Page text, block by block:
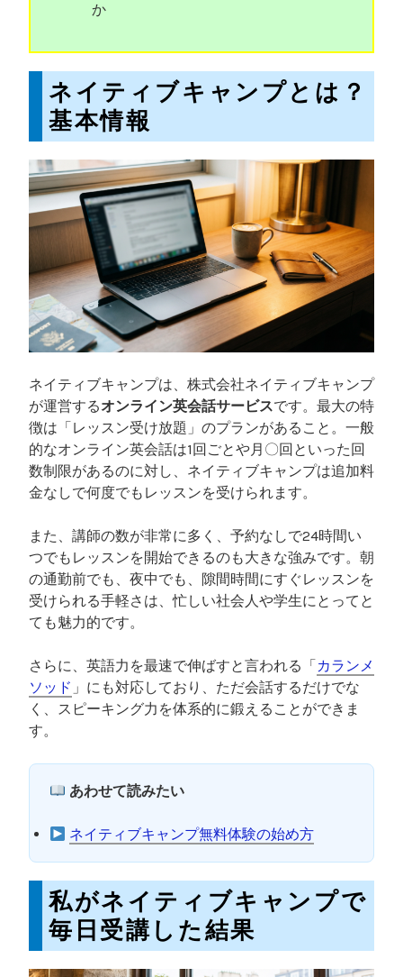
か
ネイティブキャンプとは？
基本情報
ネイティブキャンプは、株式会社ネイティブキャンプ
が運営するオンライン英会話サービスです。最大の特
徴は「レッスン受け放題」のプランがあること。一般
的なオンライン英会話は1回ごとや月〇回といった回
数制限があるのに対し、ネイティブキャンプは追加料
金なしで何度でもレッスンを受けられます。
また、講師の数が非常に多く、予約なしで24時間い
つでもレッスンを開始できるのも大きな強みです。朝
の通勤前でも、夜中でも、隙間時間にすぐレッスンを
受けられる手軽さは、忙しい社会人や学生にとってと
ても魅力的です。
さらに、英語力を最速で伸ばすと言われる「 カランメ
ソッド 」にも対応しており、ただ会話するだけでな
く、スピーキング力を体系的に鍛えることができま
す。
あわせて読みたい
ネイティブキャンプ無料体験の始め方
私がネイティブキャンプで
毎日受講した結果